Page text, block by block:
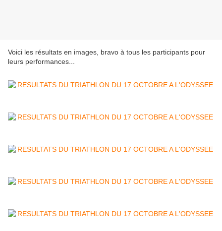
Voici les résultats en images, bravo à tous les participants pour
leurs performances...